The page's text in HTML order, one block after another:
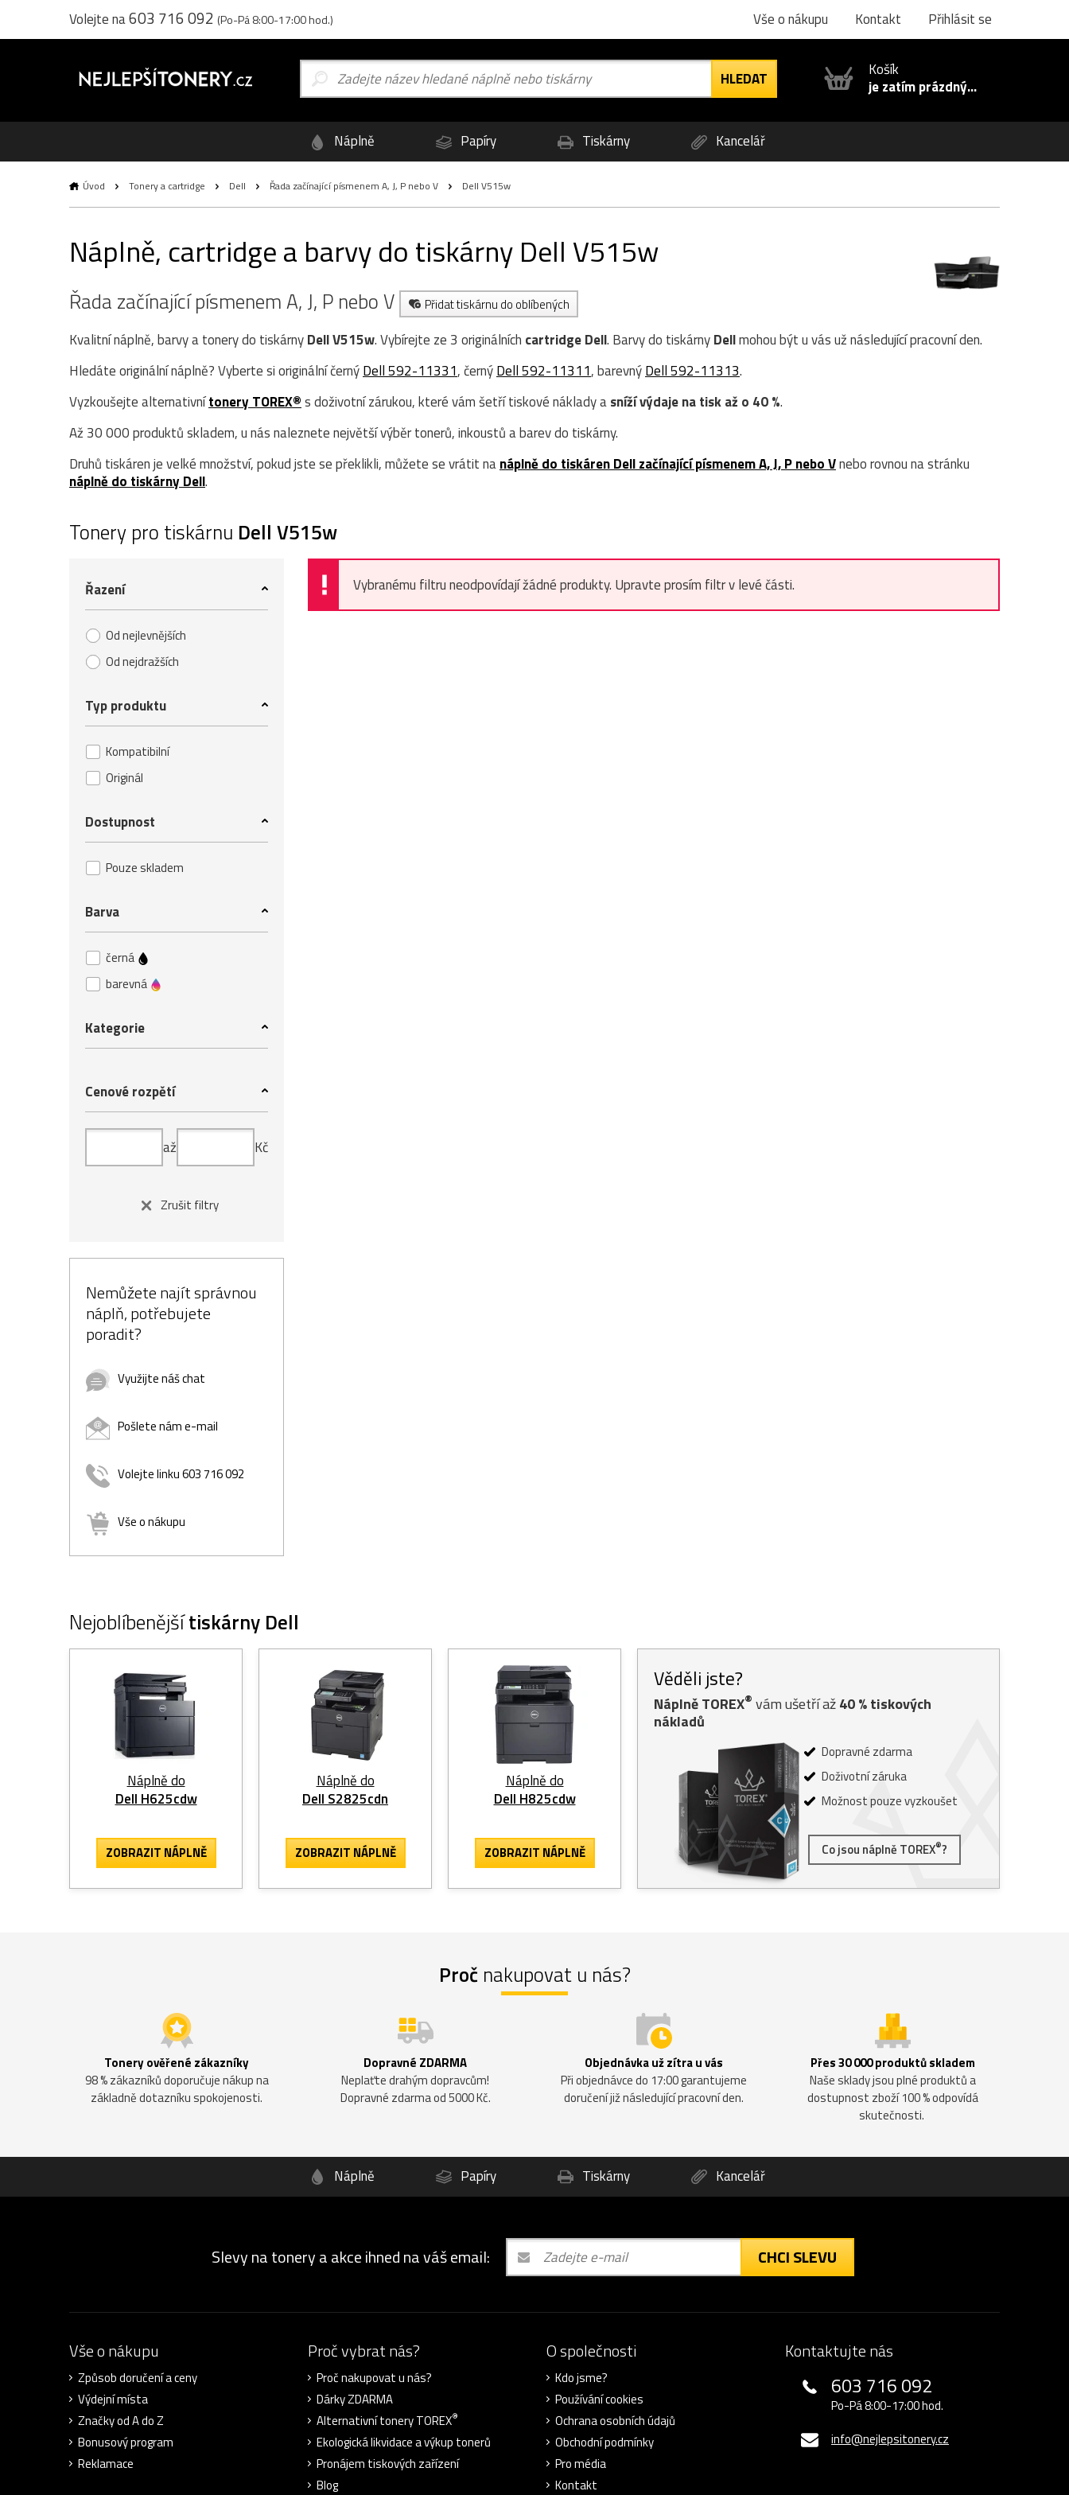
Volejte na603 716 092 (Po-Pá 8:00-17:00 hod.) Vše o nákupu Kontakt Přihlásit se
Košík
je zatím prázdný...
Náplně Papíry Tiskárny Kancelář
Úvod Tonery a cartridge Dell Řada začínající písmenem A, J, P nebo V Dell V515w
Náplně, cartridge a barvy do tiskárny Dell V515w
Řada začínající písmenem A, J, P nebo V Přidat tiskárnu do oblíbených
Kvalitní náplně, barvy a tonery do tiskárnyDell V515w. Vybírejte ze 3 originálních cartridgeDell. Barvy do tiskárnyDellmohou být u vás už následující pracovní den.
Hledáte originální náplně? Vyberte si originální černýDell 592-11331, černýDell 592-11311, barevnýDell 592-11313.
Vyzkoušejte alternativnítonery TOREX®s doživotní zárukou, které vám šetří tiskové náklady asníží výdaje na tisk až o 40 %.
Až 30 000 produktů skladem, u nás naleznete největší výběr tonerů, inkoustů a barev do tiskárny.
Druhů tiskáren je velké množství, pokud jste se překlikli, můžete se vrátit nanáplně do tiskáren Dell začínající písmenem A, J, P nebo Vnebo rovnou na stránku
náplně do tiskárny Dell.
Tonery pro tiskárnu Dell V515w
Řazení
Od nejlevnějších
Od nejdražších
Typ produktu
Kompatibilní
Originál
Dostupnost
Pouze skladem
Barva
černá
barevná
Kategorie
Cenové rozpětí
až Kč
Zrušit filtry
Nemůžete najít správnou
náplň, potřebujete
poradit?
Využijte náš chat
Pošlete nám e-mail
Volejte linku 603 716 092
Vše o nákupu
Vybranému filtru neodpovídají žádné produkty. Upravte prosím filtr v levé části.
Nejoblíbenějšítiskárny Dell
Náplně do
Dell H625cdw
ZOBRAZITNÁPLNĚ
Náplně do
Dell S2825cdn
ZOBRAZITNÁPLNĚ
Náplně do
Dell H825cdw
ZOBRAZITNÁPLNĚ
Věděli jste?
Náplně TOREX® vám ušetří až40% tiskových
nákladů
Dopravné zdarma
Doživotní záruka
Možnost pouze vyzkoušet
Co jsou náplně TOREX®?
Proč nakupovat u nás?
Tonery ověřené zákazníky
98 % zákazníků doporučuje nákup na
základně dotazníku spokojenosti.
Dopravné ZDARMA
Neplaťte drahým dopravcům!
Dopravné zdarma od 5000 Kč.
Objednávka už zítra u vás
Při objednávce do 17:00 garantujeme
doručení již následující pracovní den.
Přes 30 000 produktů skladem
Naše sklady jsou plné produktů a
dostupnost zboží 100 % odpovídá
skutečnosti.
Náplně Papíry Tiskárny Kancelář
Slevy na tonery a akce ihned na váš email: CHCI SLEVU
Vše o nákupu
Způsob doručení a ceny
Výdejní místa
Značky od A do Z
Bonusový program
Reklamace
Proč vybrat nás?
Proč nakupovat u nás?
Dárky ZDARMA
Alternativní tonery TOREX®
Ekologická likvidace a výkup tonerů
Pronájem tiskových zařízení
Blog
O společnosti
Kdo jsme?
Používání cookies
Ochrana osobních údajů
Obchodní podmínky
Pro média
Kontakt
Kontaktujte nás
603 716 092
Po-Pá 8:00-17:00 hod.
info@nejlepsitonery.cz